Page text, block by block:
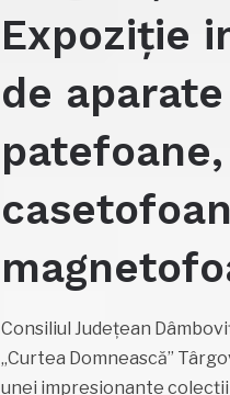
Expoziție
de
patefoane,
Consiliul Judeţean
„Curtea Domnească”
unei impresionante colecţii